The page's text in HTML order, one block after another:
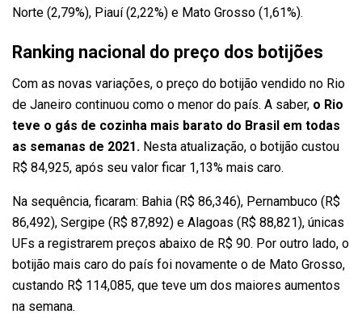
Norte (2,79%), Piauí (2,22%) e Mato Grosso (1,61%).
Ranking nacional do preço dos botijões
Com as novas variações, o preço do botijão vendido no Rio
de Janeiro continuou como o menor do país. A saber, o Rio
teve o gás de cozinha mais barato do Brasil em todas
as semanas de 2021. Nesta atualização, o botijão custou
R$ 84,925, após seu valor ficar 1,13% mais caro.
Na sequência, ficaram: Bahia (R$ 86,346), Pernambuco (R$
86,492), Sergipe (R$ 87,892) e Alagoas (R$ 88,821), únicas
UFs a registrarem preços abaixo de R$ 90. Por outro lado, o
botijão mais caro do país foi novamente o de Mato Grosso,
custando R$ 114,085, que teve um dos maiores aumentos
na semana.